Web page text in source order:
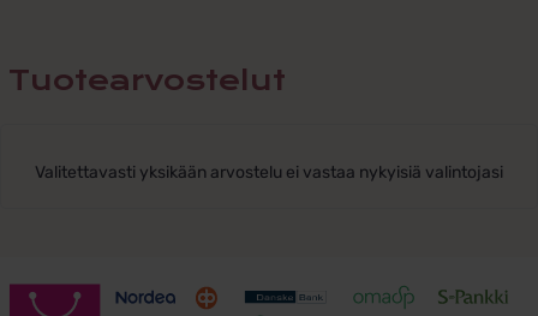
Tuotearvostelut
Valitettavasti yksikään arvostelu ei vastaa nykyisiä valintojasi